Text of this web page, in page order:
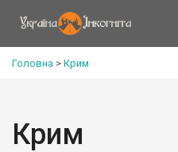
Головна > Крим
Крим